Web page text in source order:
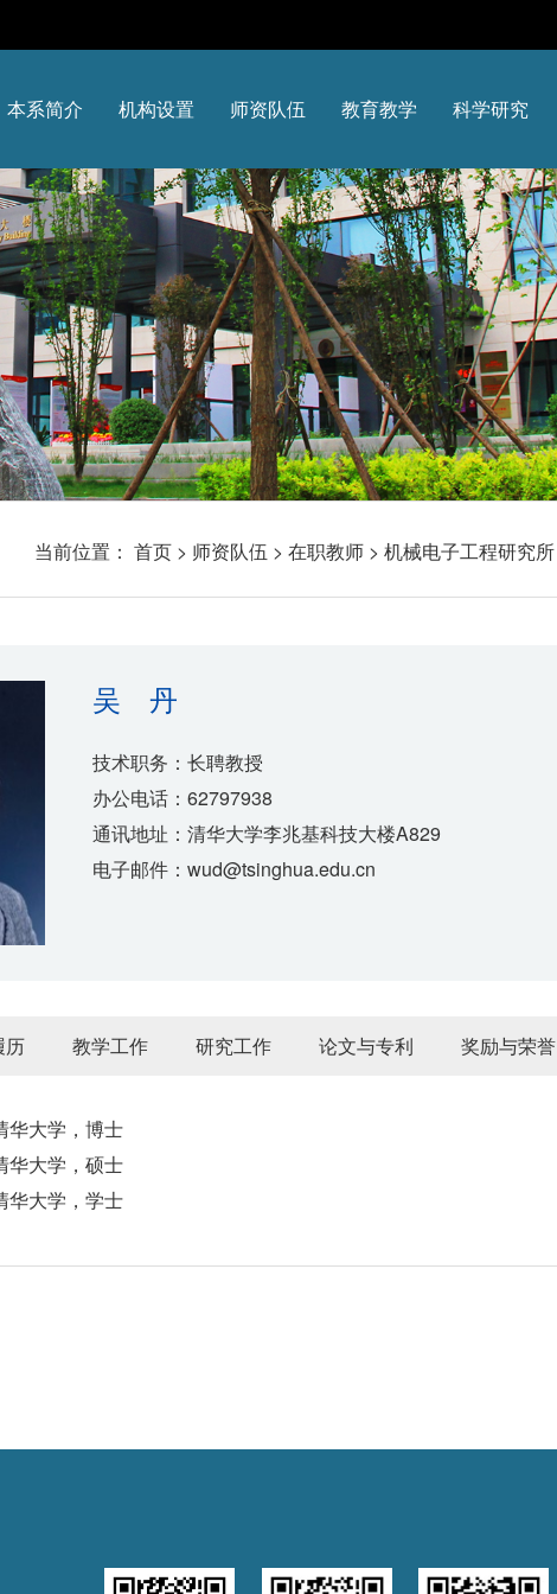
本系简介 机构设置 师资队伍 教育教学 科学研究
当前位置： 首页 > 师资队伍 > 在职教师 > 机械电子工程研究所
吴 丹
技术职务：长聘教授
办公电话：62797938
通讯地址：清华大学李兆基科技大楼A829
电子邮件：wud@tsinghua.edu.cn
历 教学工作 研究工作 论文与专利 奖励与荣誉
华大学，博士
华大学，硕士
华大学，学士